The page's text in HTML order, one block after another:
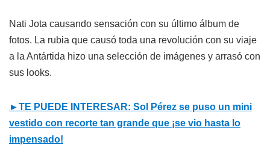
Nati Jota causando sensación con su último álbum de
fotos. La rubia que causó toda una revolución con su viaje
a la Antártida hizo una selección de imágenes y arrasó con
sus looks.
►TE PUEDE INTERESAR: Sol Pérez se puso un mini
vestido con recorte tan grande que ¡se vio hasta lo
impensado!